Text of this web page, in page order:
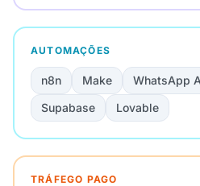
AUTOMAÇÕES
n8n Make WhatsApp
Supabase
Lovable
TRÁFEGO PAGO